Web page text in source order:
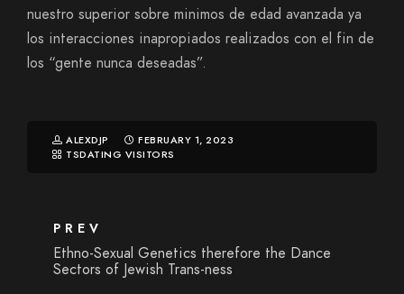
nuestro superior sobre minimos de edad avanzada ya
los interacciones inapropiados realizados con el fin de
los “gente nunca deseadas”.
ALEXDJP
FEBRUARY 1, 2023
TSDATING VISITORS
PREV
Ethno-Sexual Genetics therefore the Dance
Sectors of Jewish Trans-ness